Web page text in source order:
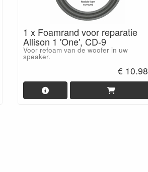
1 x Foamrand voor reparatie
Allison 1 'One', CD-9
Voor refoam van de woofer in uw
speaker.
€ 10.98